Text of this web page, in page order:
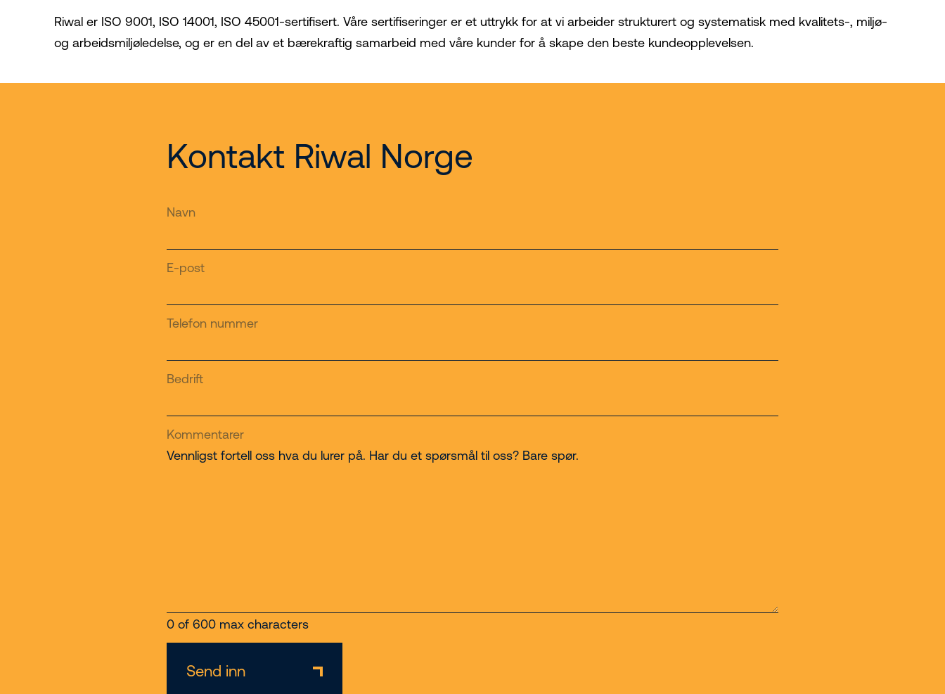
Riwal er ISO 9001, ISO 14001, ISO 45001-sertifisert. Våre sertifiseringer er et uttrykk for at vi arbeider strukturert og systematisk med kvalitets-, miljø-
og arbeidsmiljøledelse, og er en del av et bærekraftig samarbeid med våre kunder for å skape den beste kundeopplevelsen.
Kontakt Riwal Norge
Navn
E-post
Telefon nummer
Bedrift
Kommentarer
Vennligst fortell oss hva du lurer på. Har du et spørsmål til oss? Bare spør.
0 of 600 max characters
Send inn